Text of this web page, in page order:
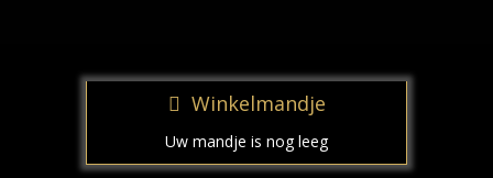
Winkelmandje
Uw mandje is nog leeg